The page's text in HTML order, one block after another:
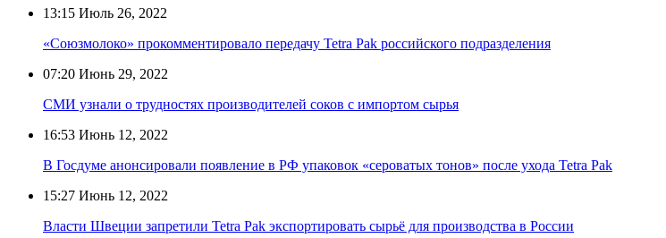
13:15 Июль 26, 2022
«Союзмолоко» прокомментировало передачу Tetra Pak российского подразделения
07:20 Июнь 29, 2022
СМИ узнали о трудностях производителей соков с импортом сырья
16:53 Июнь 12, 2022
В Госдуме анонсировали появление в РФ упаковок «сероватых тонов» после ухода Tetra Pak
15:27 Июнь 12, 2022
Власти Швеции запретили Tetra Pak экспортировать сырьё для производства в России